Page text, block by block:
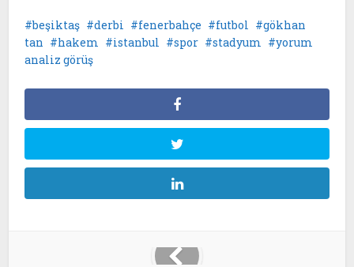
beşiktaş derbi fenerbahçe futbol
gökhan
tan
hakem istanbul spor stadyum
yorum
analiz görüş